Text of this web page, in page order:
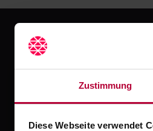
Zustimmung
Diese Webseite verwendet
Jetzt